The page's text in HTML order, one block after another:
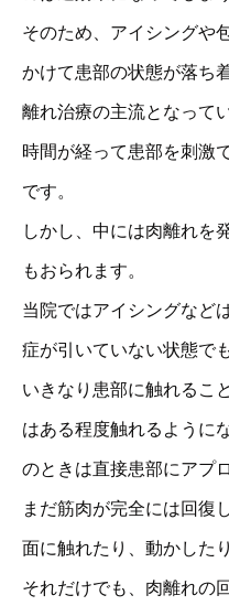
そのため、アイシングや
かけて患部の状態が落ち
離れ治療の主流となって
時間が経って患部を刺激
です。
しかし、中には肉離れを
もおられます。
当院ではアイシングなど
症が引いていない状態で
いきなり患部に触れるこ
はある程度触れるように
のときは直接患部にアプ
まだ筋肉が完全には回復
面に触れたり、動かした
それだけでも、肉離れの